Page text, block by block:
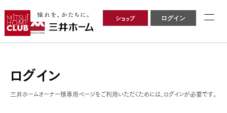
ショップ ログイン
ログイン
三井ホームオーナー様専用ページをご利用いただくためには、ログインが必要です。